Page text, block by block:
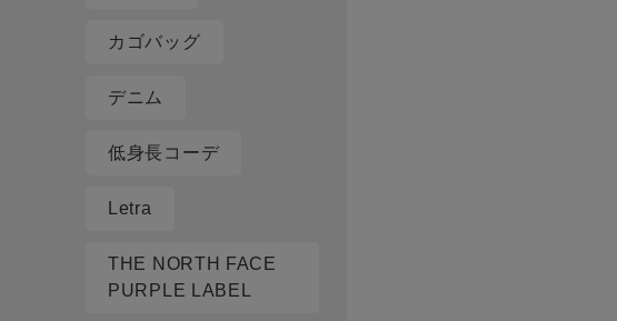
カゴバッグ
デニム
低身長コーデ
Letra
THE NORTH FACE
PURPLE LABEL